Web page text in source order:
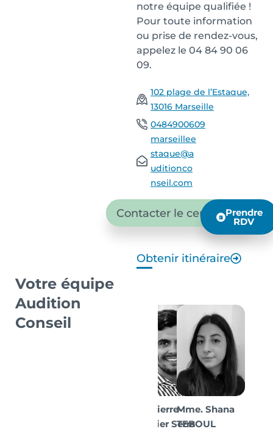
notre équipe qualifiée !
Pour toute information
ou prise de rendez-vous,
appelez le 04 84 90 06
09.
102 plage de l’Estaque,
13016 Marseille
0484900609
marseillee
staque@a
uditionco
nseil.com
Contacter le centre Prendre
RDV
Obtenir itinéraire
Votre équipe
Audition
Conseil
M. Pierre-
Olivier Serra
Mme. Shana
TEBOUL